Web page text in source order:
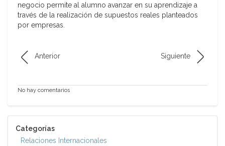
negocio permite al alumno avanzar en su aprendizaje a
través de la realización de supuestos reales planteados
por empresas.
Anterior Siguiente
No hay comentarios
Categorías
Relaciones Internacionales